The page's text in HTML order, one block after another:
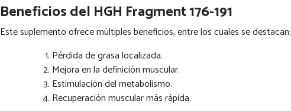
Beneficios del HGH Fragment 176-191
Este suplemento ofrece múltiples beneficios, entre los cuales se destacan:
Pérdida de grasa localizada.
Mejora en la definición muscular.
Estimulación del metabolismo.
Recuperación muscular más rápida.